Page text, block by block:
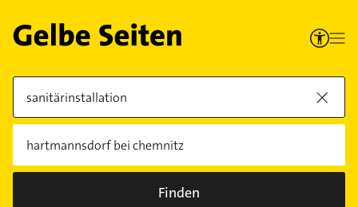
Finden